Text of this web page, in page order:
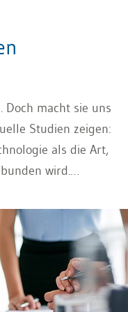
Doch macht sie uns
Studien zeigen:
als die Art,
wird.
zum Problem
KI-Lerncoach